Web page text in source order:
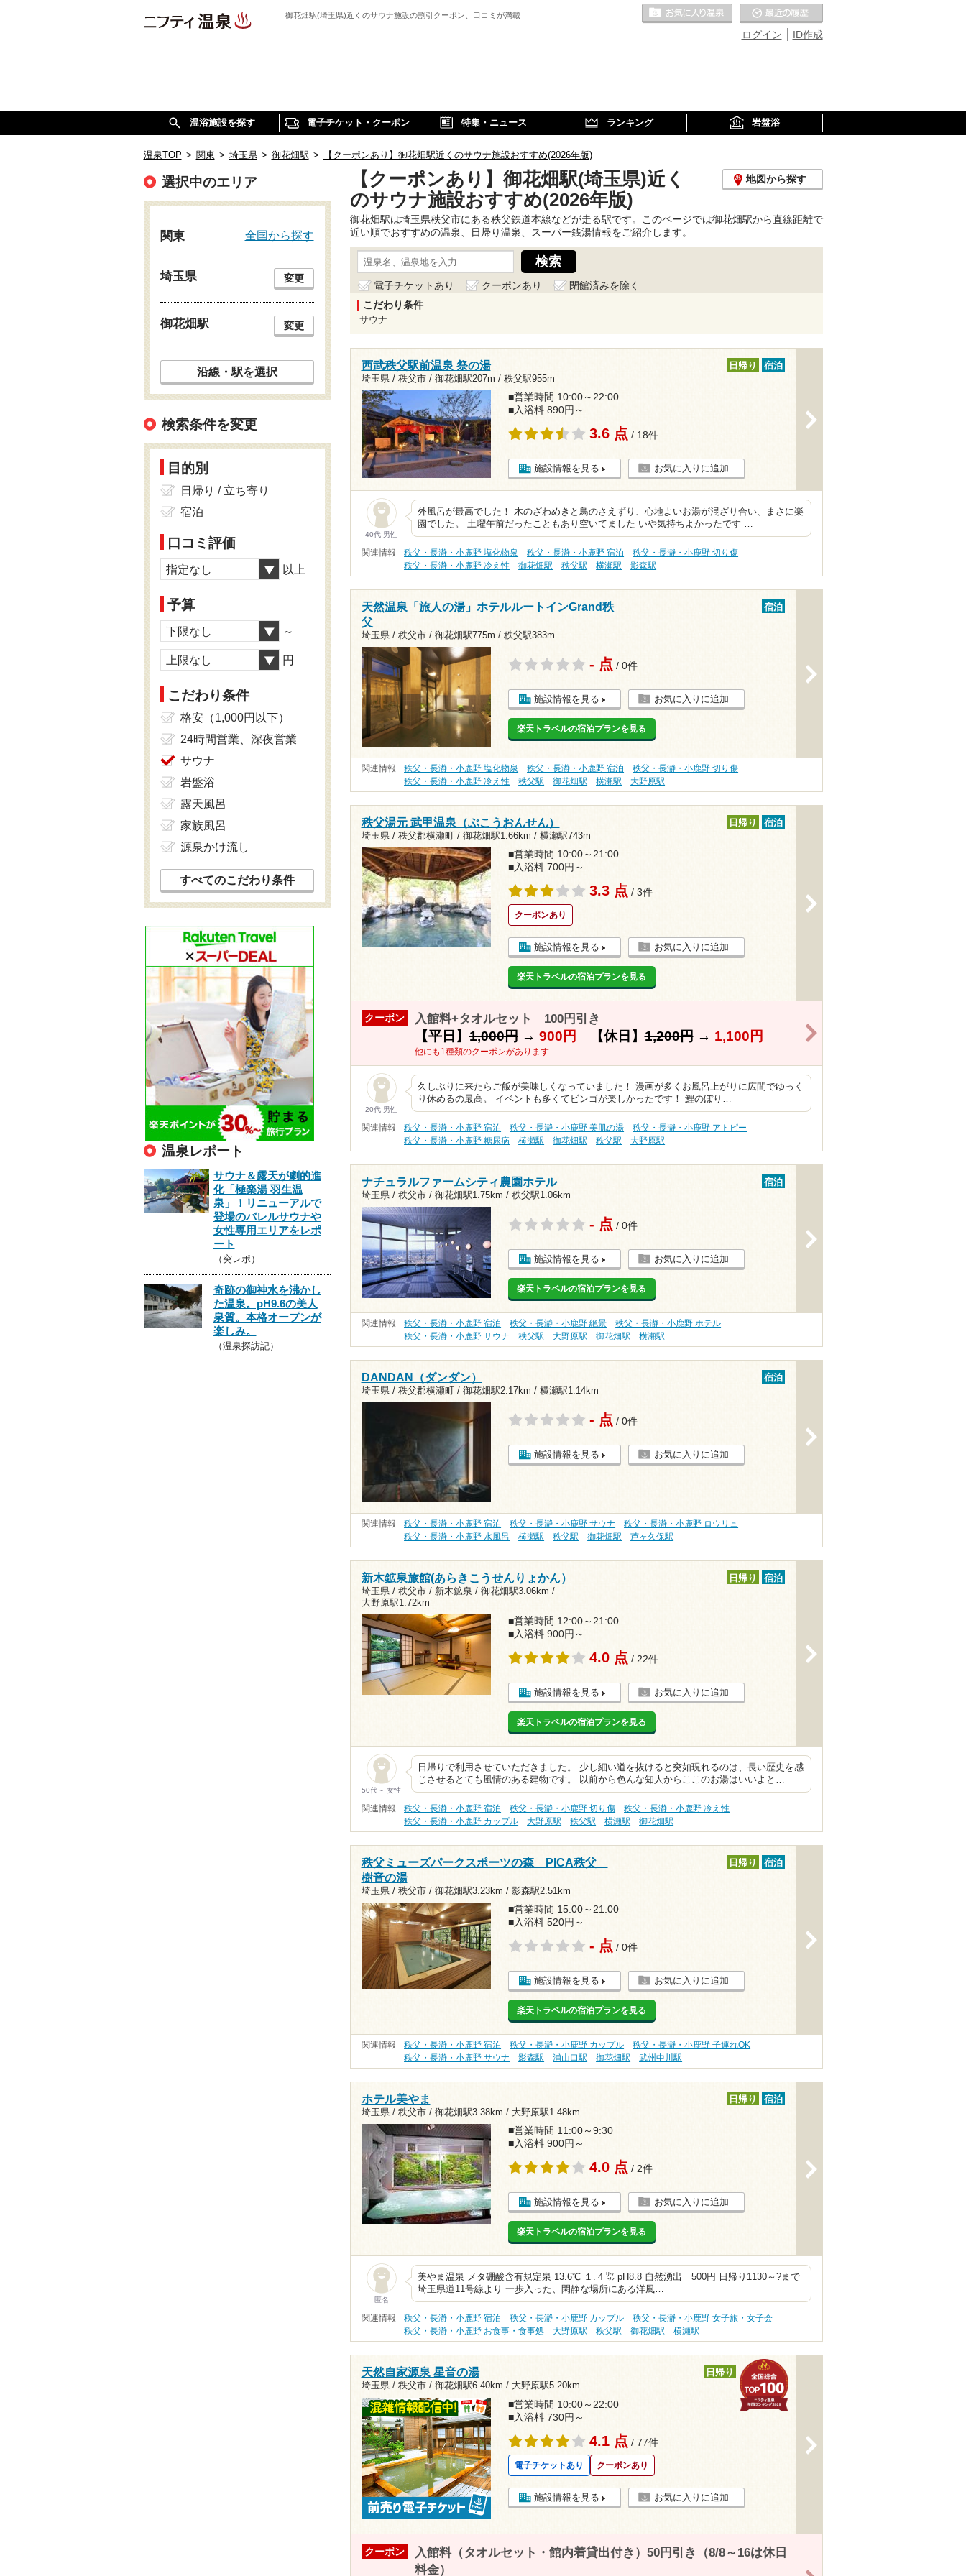
御花畑駅(埼玉県)近くのサウナ施設の割引クーポン、口コミが満載
ID作成
ログイン
お気に入りの温泉
温浴施設を探す 電子チケット・クーポン 特集・ニュース ランキング 岩盤浴
温泉TOP > 関東 > 埼玉県 > 御花畑駅 > 【クーポンあり】御花畑駅近くのサウナ施設おすすめ(2026年版)
【クーポンあり】御花畑駅(埼玉県)近く
のサウナ施設おすすめ(2026年版)
地図から探す
御花畑駅は埼玉県秩父市にある秩父鉄道本線などが走る駅です。このページでは御花畑駅から直線距離で
近い順でおすすめの温泉、日帰り温泉、スーパー銭湯情報をご紹介します。
電子チケットあり クーポンあり
閉館済みを除く
こだわり条件
サウナ
西武秩父駅前温泉 祭の湯
埼玉県 / 秩父市 / 御花畑駅207m / 秩父駅955m
日帰り 宿泊
■営業時間 10:00～22:00
■入浴料 890円～
3.6 点 / 18件
施設情報を見る お気に入りに追加
40代 男性
外風呂が最高でした！ 木のざわめきと鳥のさえずり、心地よいお湯が混ざり合い、まさに楽
園でした。 土曜午前だったこともあり空いてました いや気持ちよかったです …
関連情報 秩父・長瀞・小鹿野 塩化物泉 秩父・長瀞・小鹿野 宿泊
秩父・長瀞・小鹿野 切り傷
秩父・長瀞・小鹿野 冷え性
御花畑駅 秩父駅 横瀬駅 影森駅
天然温泉「旅人の湯」ホテルルートインGrand秩
父
埼玉県 / 秩父市 / 御花畑駅775m / 秩父駅383m
宿泊
- 点 / 0件
施設情報を見る お気に入りに追加
楽天トラベルの宿泊プランを見る
関連情報 秩父・長瀞・小鹿野 塩化物泉 秩父・長瀞・小鹿野 宿泊
秩父・長瀞・小鹿野 切り傷
秩父・長瀞・小鹿野 冷え性
秩父駅 御花畑駅 横瀬駅 大野原駅
秩父湯元 武甲温泉（ぶこうおんせん）
埼玉県 / 秩父郡横瀬町 / 御花畑駅1.66km / 横瀬駅743m
日帰り 宿泊
■営業時間 10:00～21:00
■入浴料 700円～
3.3 点 / 3件
クーポンあり
施設情報を見る お気に入りに追加
楽天トラベルの宿泊プランを見る
クーポン 入館料+タオルセット 100円引き
【平日】1,000円→ 900円 【休日】1,200円→ 1,100円
他にも1種類のクーポンがあります
20代 男性
久しぶりに来たらご飯が美味しくなっていました！ 漫画が多くお風呂上がりに広間でゆっく
り休めるの最高。 イベントも多くてビンゴが楽しかったです！ 鯉のぼり…
関連情報 秩父・長瀞・小鹿野 宿泊 秩父・長瀞・小鹿野 美肌の湯
秩父・長瀞・小鹿野 アトピー
秩父・長瀞・小鹿野 糖尿病
横瀬駅 御花畑駅 秩父駅 大野原駅
ナチュラルファームシティ農園ホテル
埼玉県 / 秩父市 / 御花畑駅1.75km / 秩父駅1.06km
宿泊
- 点 / 0件
施設情報を見る お気に入りに追加
楽天トラベルの宿泊プランを見る
関連情報 秩父・長瀞・小鹿野 宿泊 秩父・長瀞・小鹿野 絶景
秩父・長瀞・小鹿野 ホテル
秩父・長瀞・小鹿野 サウナ
秩父駅 大野原駅 御花畑駅 横瀬駅
DANDAN（ダンダン）
埼玉県 / 秩父郡横瀬町 / 御花畑駅2.17km / 横瀬駅1.14km
宿泊
- 点 / 0件
施設情報を見る お気に入りに追加
関連情報 秩父・長瀞・小鹿野 宿泊 秩父・長瀞・小鹿野 サウナ
秩父・長瀞・小鹿野 ロウリュ
秩父・長瀞・小鹿野 水風呂
横瀬駅 秩父駅 御花畑駅 芦ヶ久保駅
新木鉱泉旅館(あらきこうせんりょかん）
埼玉県 / 秩父市 / 新木鉱泉 / 御花畑駅3.06km /
大野原駅1.72km
日帰り 宿泊
■営業時間 12:00～21:00
■入浴料 900円～
4.0 点 / 22件
施設情報を見る お気に入りに追加
楽天トラベルの宿泊プランを見る
50代～ 女性
日帰りで利用させていただきました。 少し細い道を抜けると突如現れるのは、長い歴史を感
じさせるとても風情のある建物です。 以前から色んな知人からここのお湯はいいよと…
関連情報 秩父・長瀞・小鹿野 宿泊 秩父・長瀞・小鹿野 切り傷
秩父・長瀞・小鹿野 冷え性
秩父・長瀞・小鹿野 カップル
大野原駅 秩父駅 横瀬駅 御花畑駅
秩父ミューズパークスポーツの森 PICA秩父
樹音の湯
埼玉県 / 秩父市 / 御花畑駅3.23km / 影森駅2.51km
日帰り 宿泊
■営業時間 15:00～21:00
■入浴料 520円～
- 点 / 0件
施設情報を見る お気に入りに追加
楽天トラベルの宿泊プランを見る
関連情報 秩父・長瀞・小鹿野 宿泊 秩父・長瀞・小鹿野 カップル
秩父・長瀞・小鹿野 子連れOK
秩父・長瀞・小鹿野 サウナ
影森駅 浦山口駅 御花畑駅 武州中川駅
ホテル美やま
埼玉県 / 秩父市 / 御花畑駅3.38km / 大野原駅1.48km
日帰り 宿泊
■営業時間 11:00～9:30
■入浴料 900円～
4.0 点 / 2件
施設情報を見る お気に入りに追加
楽天トラベルの宿泊プランを見る
匿名
美やま温泉 メタ硼酸含有規定泉 13.6℃ １.４㍑ pH8.8 自然湧出 500円 日帰り1130～?まで
埼玉県道11号線より 一歩入った、閑静な場所にある洋風…
関連情報 秩父・長瀞・小鹿野 宿泊 秩父・長瀞・小鹿野 カップル
秩父・長瀞・小鹿野 女子旅・女子会
秩父・長瀞・小鹿野 お食事・食事処
大野原駅 秩父駅 御花畑駅 横瀬駅
天然自家源泉 星音の湯
埼玉県 / 秩父市 / 御花畑駅6.40km / 大野原駅5.20km
日帰り
■営業時間 10:00～22:00
■入浴料 730円～
4.1 点 / 77件
電子チケットあり クーポンあり
施設情報を見る お気に入りに追加
クーポン
入館料（タオルセット・館内着貸出付き）50円引き（8/8～16は休日
料金）
選択中のエリア
関東 全国から探す
埼玉県 変更
御花畑駅 変更
沿線・駅を選択
検索条件を変更
目的別
日帰り / 立ち寄り
宿泊
口コミ評価
指定なし 以上
予算
下限なし ～
上限なし 円
こだわり条件
格安（1,000円以下）
24時間営業、深夜営業
サウナ
岩盤浴
露天風呂
家族風呂
源泉かけ流し
すべてのこだわり条件
温泉レポート
サウナ＆露天が劇的進
化「極楽湯 羽生温
泉」！リニューアルで
登場のバレルサウナや
女性専用エリアをレポ
ート
（突レポ）
奇跡の御神水を沸かし
た温泉。pH9.6の美人
泉質。本格オープンが
楽しみ。
（温泉探訪記）